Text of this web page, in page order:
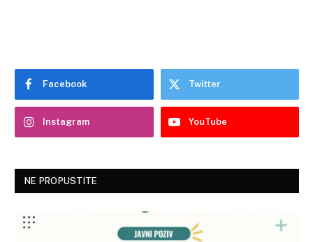
Facebook Twitter
Instagram YouTube
NE PROPUSTITE